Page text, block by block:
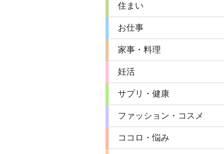
住まい
お仕事
家事・料理
妊活
サプリ・健康
ファッション・コスメ
ココロ・悩み